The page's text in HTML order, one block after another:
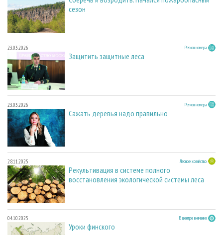
сезон
23.03.2026 Регион номера
Защитить защитные леса
23.03.2026 Регион номера
Сажать деревья надо правильно
28.11.2025 Лесное хозяйство
Рекультивация в системе полного
восстановления экологической системы леса
04.10.2025 В центре внимания
Уроки финского